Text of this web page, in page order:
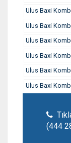
Ulus Baxi
Ulus Baxi
Ulus Baxi
Ulus Baxi
Ulus Baxi
Ulus Baxi
(444